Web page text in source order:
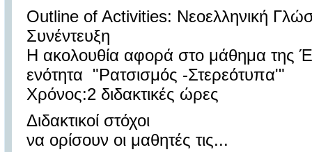
Outline of Activities: Νεοελληνική
Συνέντευξη
Η ακολουθία αφορά στο μάθημα της
ενότητα "Ρατσισμός -Στερεότυπα'"
Χρόνος:2 διδακτικές ώρες
Διδακτικοί στόχοι
να ορίσουν οι μαθητές τις...